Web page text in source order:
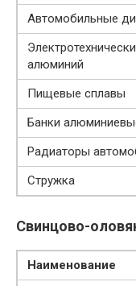
Автомобильные
алюминий
Пищевые сплавы
Банки
Радиаторы
Стружка
Свинцово-
Наименование